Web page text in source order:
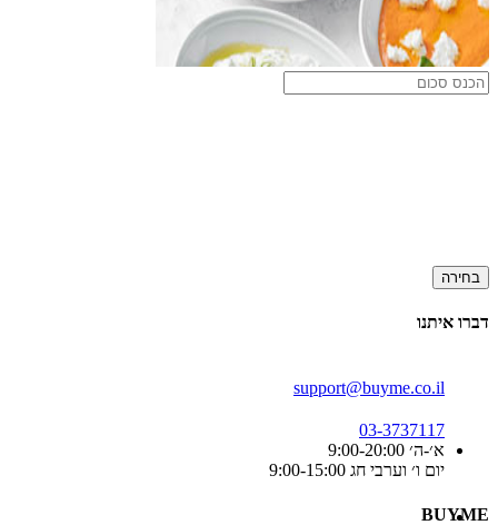
בחירה
דברו איתנו
support@buyme.co.il
03-3737117
א׳-ה׳ 9:00-20:00
יום ו׳ וערבי חג 9:00-15:00
BUYME